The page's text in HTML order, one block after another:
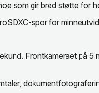
som gir bred støtte for
spor for
Frontkameraet på 5